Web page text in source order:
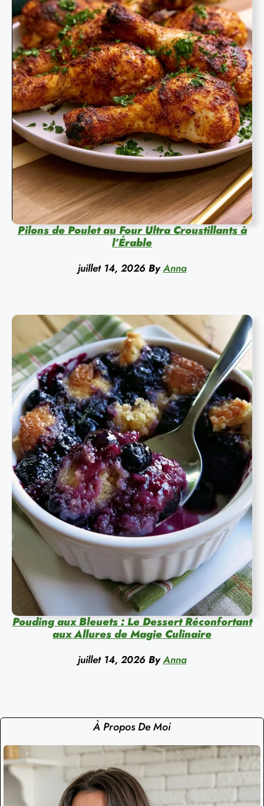
Pilons de Poulet au Four Ultra Croustillants à
l’Érable
juillet 14, 2026 By Anna
Pouding aux Bleuets : Le Dessert Réconfortant
aux Allures de Magie Culinaire
juillet 14, 2026 By Anna
À Propos De Moi